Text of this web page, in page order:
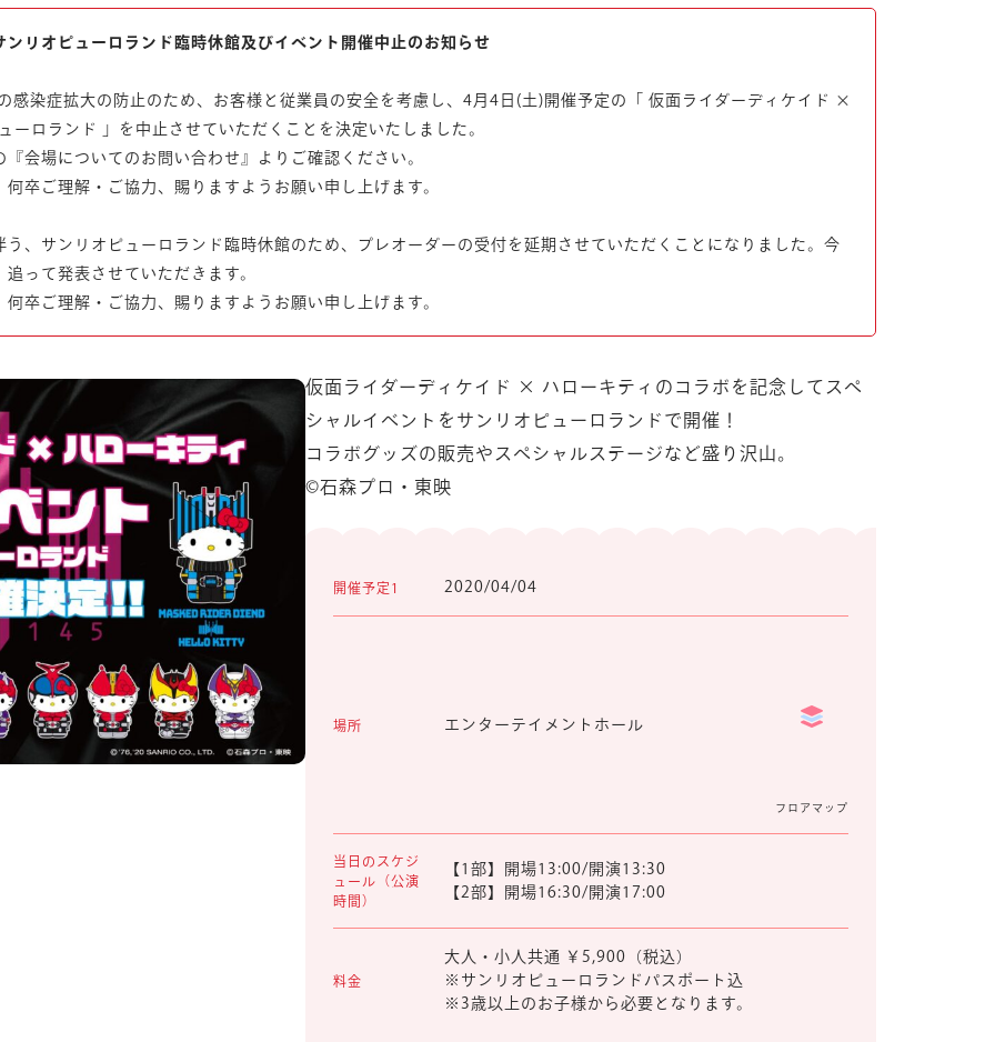
リオピューロランド臨時休館及びイベント開催中止のお知らせ
感染症拡大の防止のため、お客様と従業員の安全を考慮し、4月4日(土)開催予定の「 仮面ライダーディケイド ×
ーロランド 」を中止させていただくことを決定いたしました。
会場についてのお問い合わせ』よりご確認ください。
卒ご理解・ご協力、賜りますようお願い申し上げます。
、サンリオピューロランド臨時休館のため、プレオーダーの受付を延期させていただくことになりました。今
って発表させていただきます。
卒ご理解・ご協力、賜りますようお願い申し上げます。
仮面ライダーディケイド × ハローキティのコラボを記念してスペ
シャルイベントをサンリオピューロランドで開催！
コラボグッズの販売やスペシャルステージなど盛り沢山。
©︎石森プロ・東映
開催予定1 2020/04/04
場所 エンターテイメントホール
フロアマップ
当日のスケジ
ュール（公演
時間）
【1部】開場13:00/開演13:30
【2部】開場16:30/開演17:00
料金
大人・小人共通 ￥5,900（税込）
※サンリオピューロランドパスポート込
※3歳以上のお子様から必要となります。